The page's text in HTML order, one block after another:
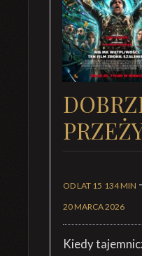
OD LAT 15 134 MIN -
20 MARCA 2026
Kiedy